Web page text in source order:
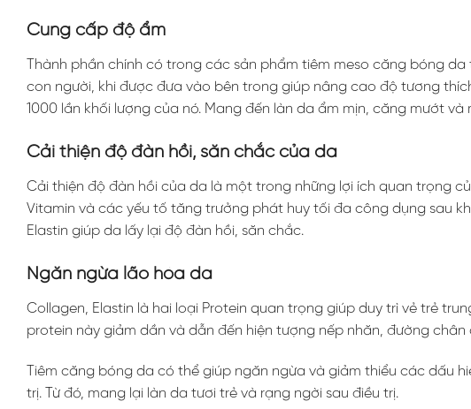
Cung cấp độ ẩm
Thành phần chính có trong các sản phẩm tiêm meso căng bóng
con người, khi được đưa vào bên trong giúp nâng cao độ tương
1000 lần khối lượng của nó. Mang đến làn da ẩm mịn, căng mướt và
Cải thiện độ đàn hồi, săn chắc của da
Cải thiện độ đàn hồi của da là một trong những lợi ích quan trọng
Vitamin và các yếu tố tăng trưởng phát huy tối đa công dụng sau
Elastin giúp da lấy lại độ đàn hồi, săn chắc.
Ngăn ngừa lão hóa da
Collagen, Elastin là hai loại Protein quan trọng giúp duy trì vẻ trẻ
protein này giảm dần và dẫn đến hiện tượng nếp nhăn, đường chân
Tiêm căng bóng da có thể giúp ngăn ngừa và giảm thiểu các dấu
trị. Từ đó, mang lại làn da tươi trẻ và rạng ngời sau điều trị.